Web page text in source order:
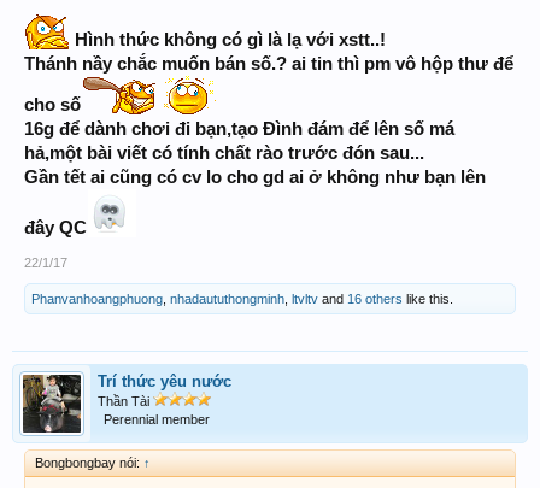
Hình thức không có gì là lạ với xstt..!
Thánh nầy chắc muốn bán số.? ai tin thì pm vô hộp thư để
cho số
16g để dành chơi đi bạn,tạo Đình đám để lên số má
hả,một bài viết có tính chất rào trước đón sau...
Gần tết ai cũng có cv lo cho gd ai ở không như bạn lên
đây QC
22/1/17
Phanvanhoangphuong nhadaututhongminh ltvltv and 16 others like this.
Trí thức yêu nước
Thần Tài
Perennial member
Bongbongbay nói: ↑